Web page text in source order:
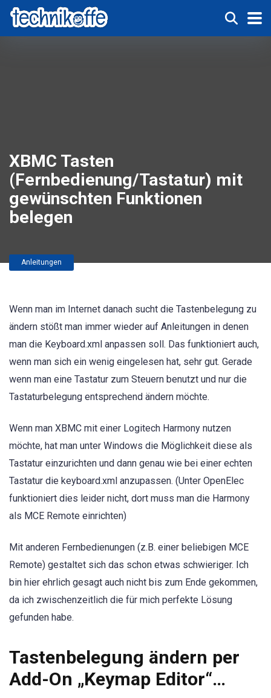
XBMC Tasten
(Fernbedienung/Tastatur) mit
gewünschten Funktionen
belegen
Anleitungen
Wenn man im Internet danach sucht die Tastenbelegung zu
ändern stößt man immer wieder auf Anleitungen in denen
man die Keyboard.xml anpassen soll. Das funktioniert auch,
wenn man sich ein wenig eingelesen hat, sehr gut. Gerade
wenn man eine Tastatur zum Steuern benutzt und nur die
Tastaturbelegung entsprechend ändern möchte.
Wenn man XBMC mit einer Logitech Harmony nutzen
möchte, hat man unter Windows die Möglichkeit diese als
Tastatur einzurichten und dann genau wie bei einer echten
Tastatur die keyboard.xml anzupassen. (Unter OpenElec
funktioniert dies leider nicht, dort muss man die Harmony
als MCE Remote einrichten)
Mit anderen Fernbedienungen (z.B. einer beliebigen MCE
Remote) gestaltet sich das schon etwas schwieriger. Ich
bin hier ehrlich gesagt auch nicht bis zum Ende gekommen,
da ich zwischenzeitlich die für mich perfekte Lösung
gefunden habe.
Tastenbelegung ändern per
Add-On „Keymap Editor“…